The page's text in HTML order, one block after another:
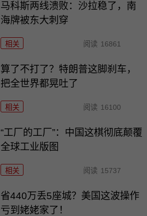
马科斯两线溃败：沙拉稳了，南
海牌被东大刺穿
相关 阅读 16861
算了不打了？特朗普这脚刹车，
把全世界都晃吐了
相关 阅读 16100
“工厂的工厂”：中国这棋彻底颠覆
全球工业版图
相关 阅读 15737
省440万丢5座城？美国这波操作
亏到姥姥家了！